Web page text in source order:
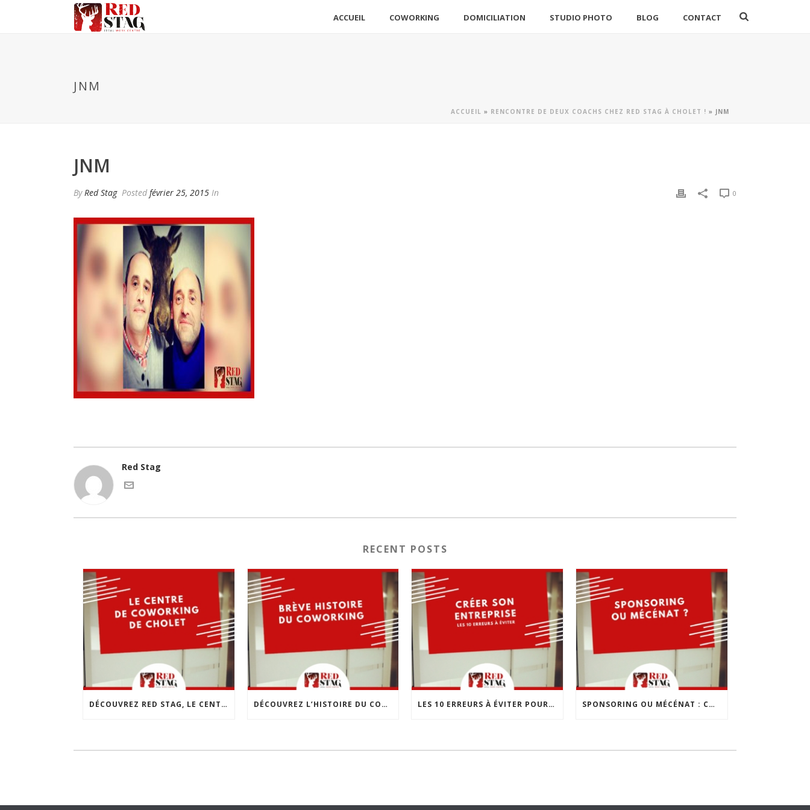
ACCUEIL COWORKING DOMICILIATION STUDIO PHOTO BLOG CONTACT
JNM
ACCUEIL » RENCONTRE DE DEUX COACHS CHEZ RED STAG À CHOLET ! » JNM
JNM
ByRed Stag Posted février 25, 2015 In 0
Red Stag
RECENT POSTS
DÉCOUVREZ RED STAG, LE CENTRE DE COWORKING DE CHOLET DÉCOUVREZ L’HISTOIRE DU COWORKING : UNE RÉVOLUTION DANS LE MONDE DU TRAVAIL LES 10 ERREURS À ÉVITER POUR CRÉER SON ENTREPRISE SPONSORING OU MÉCÉNAT : COMMENT CHOISIR ?